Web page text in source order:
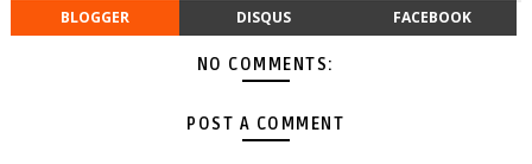
BLOGGER DISQUS FACEBOOK
NO COMMENTS:
POST A COMMENT